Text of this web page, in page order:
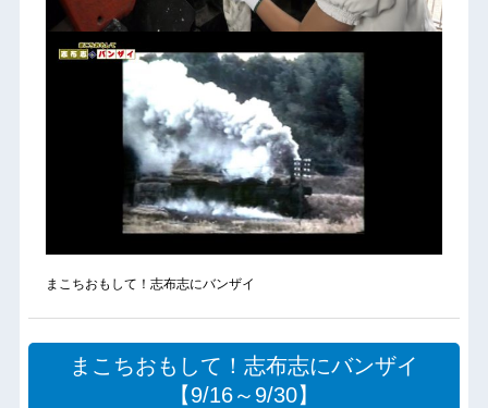
まこちおもして！志布志にバンザイ
まこちおもして！志布志にバンザイ
【9/16～9/30】